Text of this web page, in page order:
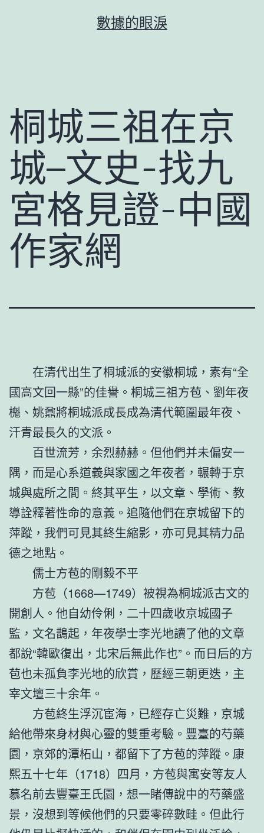
數據的眼淚
桐城三祖在京
城–文史-找九
宮格見證-中國
作家網
在清代出生了桐城派的安徽桐城，素有“全
國高文回一縣”的佳譽。桐城三祖方苞、劉年夜
櫆、姚鼐將桐城派成長成為清代範圍最年夜、
汗青最長久的文派。
百世流芳，余烈赫赫。但他們并未偏安一
隅，而是心系道義與家國之年夜者，輾轉于京
城與處所之間。終其平生，以文章、學術、教
導詮釋著性命的意義。追隨他們在京城留下的
萍蹤，我們可見其終生縮影，亦可見其精力品
德之地點。
儒士方苞的剛毅不平
方苞（1668—1749）被視為桐城派古文的
開創人。他自幼伶俐，二十四歲收京城國子
監，文名鵲起，年夜學士李光地讀了他的文章
都說“韓歐復出，北宋后無此作也”。而日后的方
苞也未孤負李光地的欣賞，歷經三朝更迭，主
宰文壇三十余年。
方苞終生浮沉宦海，已經存亡災難，京城
給他帶來身材與心靈的雙重考驗。豐臺的芍藥
園，京郊的潭柘山，都留下了方苞的萍蹤。康
熙五十七年（1718）四月，方苞與寓安等友人
慕名前去豐臺王氏園，想一睹傳說中的芍藥盛
景，沒想到等候他們的只要零碎數畦。但此行